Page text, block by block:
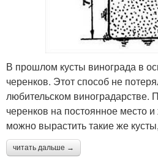
В прошлом кусты винограда в
черенков. Этот способ не
любительском виноградарстве.
черенков на постоянное место
можно вырастить такие же
читать дальше →